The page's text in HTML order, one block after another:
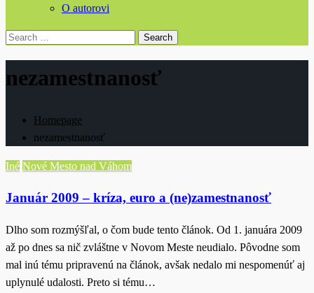
O autorovi
Search
nezamestnanosť
Homepage
nezamestnanosť
Iné Nové Mesto nad Váhom
Január 2009 – kríza, euro a (ne)zamestnanosť
Dlho som rozmýšľal, o čom bude tento článok. Od 1. januára 2009
až po dnes sa nič zvláštne v Novom Meste neudialo. Pôvodne som
mal inú tému pripravenú na článok, avšak nedalo mi nespomenúť aj
uplynulé udalosti. Preto si tému…